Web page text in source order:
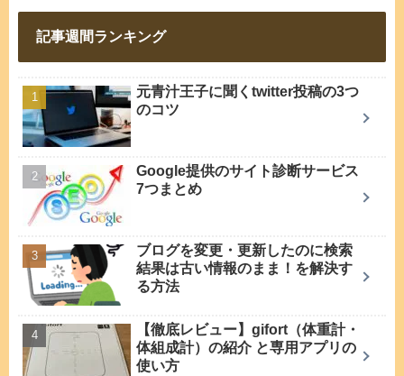
記事週間ランキング
元青汁王子に聞くtwitter投稿の3つ
のコツ
Google提供のサイト診断サービス
7つまとめ
ブログを変更・更新したのに検索
結果は古い情報のまま！を解決す
る方法
【徹底レビュー】gifort（体重計・
体組成計）の紹介 と専用アプリの
使い方